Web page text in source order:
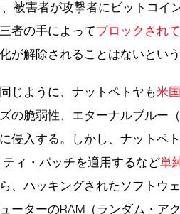
被害者が攻撃者にビットコイ
者の手によってブロックされ
が解除されることはないとい
じように、ナットペトヤも米
の脆弱性、エターナルブルー
侵入する。しかし、ナットペ
ティ・パッチを適用するなど単
ら、ハッキングされたソフトウ
ーターのRAM（ランダム・ア